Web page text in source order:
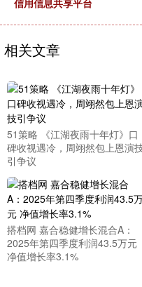
信用信息共享平台
相关文章
51策略 《江湖夜雨十年灯》口
碑收视遇冷，周翊然包上恩演
引争议
搭档网 嘉合稳健增长混合A：
2025年第四季度利润43.5万元
净值增长率3.1%